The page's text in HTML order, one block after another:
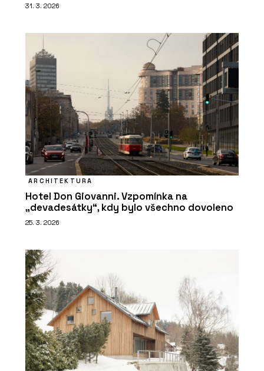
31. 3. 2026
ARCHITEKTURA
Hotel Don Giovanni. Vzpomínka na
„devadesátky“, kdy bylo všechno dovoleno
25. 3. 2026